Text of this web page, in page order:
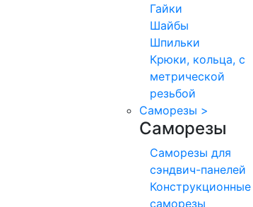
Гайки
Шайбы
Шпильки
Крюки, кольца, с
метрической
резьбой
Саморезы >
Саморезы
Саморезы для
сэндвич-панелей
Конструкционные
саморезы